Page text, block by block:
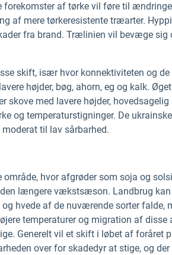
forekomster af tørke vil føre til
af mere tørkeresistente træarter.
fra brand. Trælinien vil bevæge sig
skift, især hvor konnektiviteten og
højder, bøg, ahorn, eg og kalk.
skove med lavere højder,
og temperaturstigninger. De
til lav sårbarhed.
hvor afgrøder som soja og
længere vækstsæson. Landbrug
hvede af de nuværende sorter falde,
temperaturer og migration af disse
Generelt vil et skift i løbet af foråret
over for skadedyr at stige, og